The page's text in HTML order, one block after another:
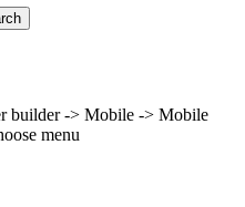
builder -> Mobile -> Mobile
menu